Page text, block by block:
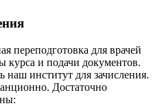
для врачей
курса и подачи документов.
институт для зачисления.
Достаточно